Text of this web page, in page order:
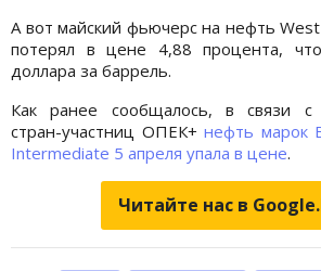
А вот майский фьючерс на нефть
потерял в цене 4,88 процента,
доллара за баррель.
Как ранее сообщалось, в связи с
стран-участниц ОПЕК+нефть марок
Intermediate 5 апреля упала в цене.
Читайте нас в